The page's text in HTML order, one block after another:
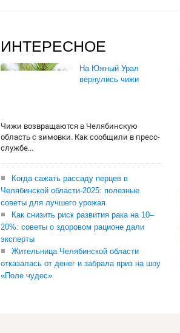
ИНТЕРЕСНОЕ
На Южный Урал
вернулись чижи
Чижи возвращаются в Челябинскую
область с зимовки. Как сообщили в пресс-
службе...
Когда сажать рассаду перцев в
Челябинской области-2025: полезные
советы для лучшего урожая
Как снизить риск развития рака на 10–
20%: советы о здоровом рационе дали
эксперты
Жительница Челябинской области
отказалась от денег и забрала приз на шоу
«Поле чудес»